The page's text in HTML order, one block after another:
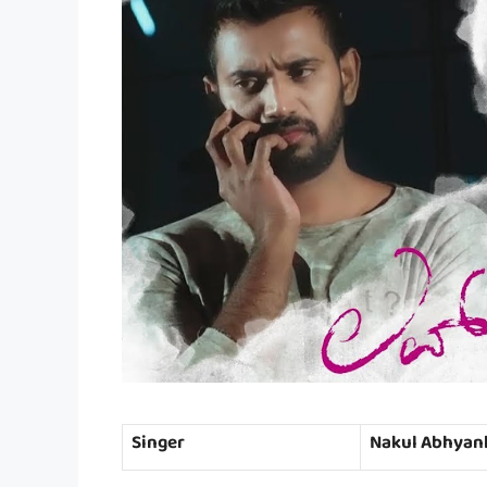
Singer Nakul